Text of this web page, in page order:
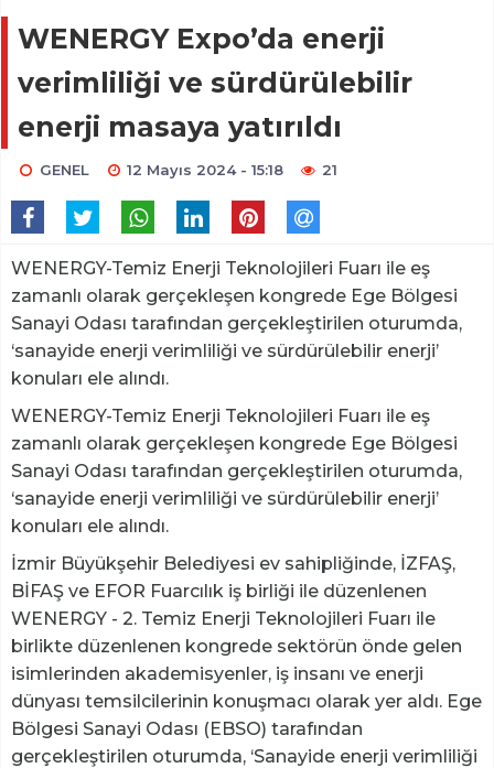
WENERGY Expo’da enerji
verimliliği ve sürdürülebilir
enerji masaya yatırıldı
GENEL 12 Mayıs 2024 - 15:18 21
WENERGY-Temiz Enerji Teknolojileri Fuarı ile eş
zamanlı olarak gerçekleşen kongrede Ege Bölgesi
Sanayi Odası tarafından gerçekleştirilen oturumda,
‘sanayide enerji verimliliği ve sürdürülebilir enerji’
konuları ele alındı.
WENERGY-Temiz Enerji Teknolojileri Fuarı ile eş
zamanlı olarak gerçekleşen kongrede Ege Bölgesi
Sanayi Odası tarafından gerçekleştirilen oturumda,
‘sanayide enerji verimliliği ve sürdürülebilir enerji’
konuları ele alındı.
İzmir Büyükşehir Belediyesi ev sahipliğinde, İZFAŞ,
BİFAŞ ve EFOR Fuarcılık iş birliği ile düzenlenen
WENERGY - 2. Temiz Enerji Teknolojileri Fuarı ile
birlikte düzenlenen kongrede sektörün önde gelen
isimlerinden akademisyenler, iş insanı ve enerji
dünyası temsilcilerinin konuşmacı olarak yer aldı. Ege
Bölgesi Sanayi Odası (EBSO) tarafından
gerçekleştirilen oturumda, ‘Sanayide enerji verimliliği